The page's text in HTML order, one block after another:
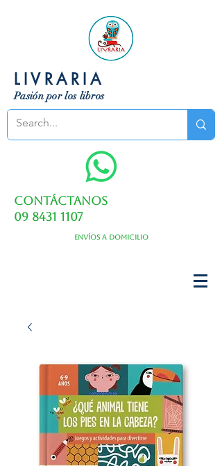
LIVRARIA
Pasión por los libros
Contáctanos
09 8431 1107
Envíos a domicilio